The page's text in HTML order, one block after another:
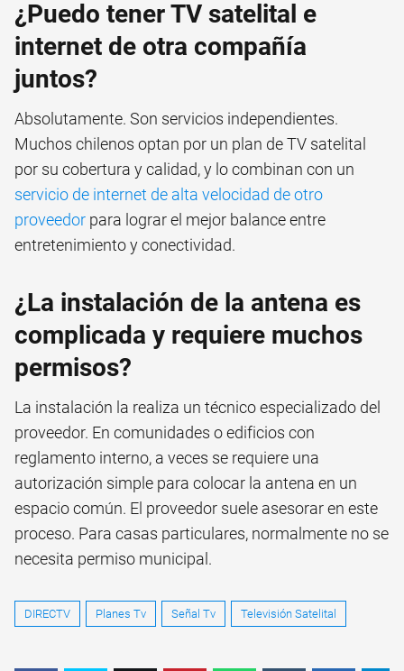
¿Puedo tener TV satelital e
internet de otra compañía
juntos?
Absolutamente. Son servicios independientes.
Muchos chilenos optan por un plan de TV satelital
por su cobertura y calidad, y lo combinan con un
servicio de internet de alta velocidad de otro
proveedor para lograr el mejor balance entre
entretenimiento y conectividad.
¿La instalación de la antena es
complicada y requiere muchos
permisos?
La instalación la realiza un técnico especializado del
proveedor. En comunidades o edificios con
reglamento interno, a veces se requiere una
autorización simple para colocar la antena en un
espacio común. El proveedor suele asesorar en este
proceso. Para casas particulares, normalmente no se
necesita permiso municipal.
DIRECTV Planes Tv Señal Tv Televisión Satelital